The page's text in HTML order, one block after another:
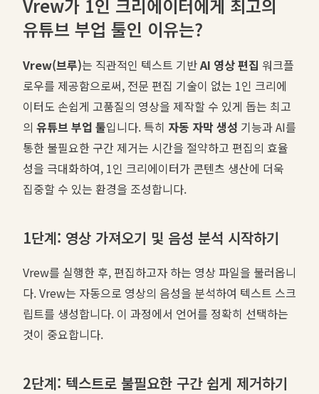
Vrew가 1인 크리에이터에게 최고의
유튜브 부업 툴인 이유는?
Vrew(브루)는 직관적인 텍스트 기반AI 영상 편집 워크플
로우를 제공함으로써, 전문 편집 기술이 없는 1인 크리에
이터도 손쉽게 고품질의 영상을 제작할 수 있게 돕는 최고
의 유튜브 부업 툴입니다. 특히 자동 자막 생성 기능과 AI를
통한 불필요한 구간 제거는 시간을 절약하고 편집의 효율
성을 극대화하여, 1인 크리에이터가 콘텐츠 생산에 더욱
집중할 수 있는 환경을 조성합니다.
1단계: 영상 가져오기 및 음성 분석 시작하기
Vrew를 실행한 후, 편집하고자 하는 영상 파일을 불러옵니
다. Vrew는 자동으로 영상의 음성을 분석하여 텍스트 스크
립트를 생성합니다. 이 과정에서 언어를 정확히 선택하는
것이 중요합니다.
2단계: 텍스트로 불필요한 구간 쉽게 제거하기